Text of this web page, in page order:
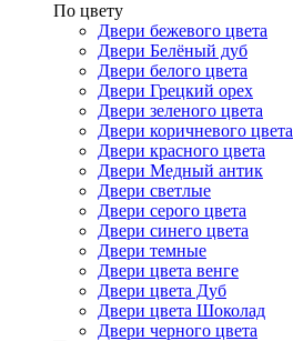
По цвету
Двери бежевого цвета
Двери Белёный дуб
Двери белого цвета
Двери Грецкий орех
Двери зеленого цвета
Двери коричневого цвета
Двери красного цвета
Двери Медный антик
Двери светлые
Двери серого цвета
Двери синего цвета
Двери темные
Двери цвета венге
Двери цвета Дуб
Двери цвета Шоколад
Двери черного цвета